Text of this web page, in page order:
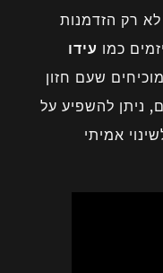
רק הזדמנות
כמו עידו
מוכיחים שעם חזון
ניתן להשפיע על
אמיתי